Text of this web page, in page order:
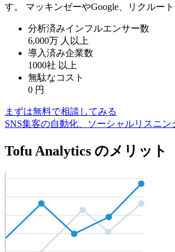
す。 マッキンゼーやGoogle、リクルー
分析済みインフルエンサー数
6,000万 人以上
導入済み企業数
1000社 以上
無駄なコスト
0 円
まずは無料で相談してみる
SNS集客の自動化、ソーシャルリスニン
Tofu Analytics のメリット